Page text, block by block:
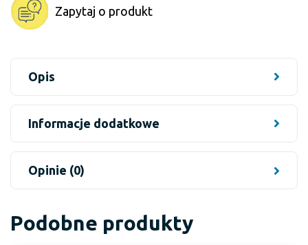
Zapytaj o produkt
Opis
Informacje dodatkowe
Opinie (0)
Podobne produkty